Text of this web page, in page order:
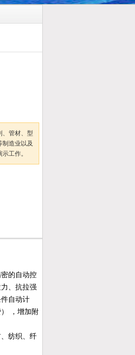
、管材、型
制造业以及
工作。
的自动控
、抗拉强
自动计
，增加附
纺织、纤